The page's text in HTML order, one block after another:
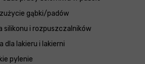
gąbki/padów
silikonu i rozpuszczalników
dla lakieru i lakierni
pylenie